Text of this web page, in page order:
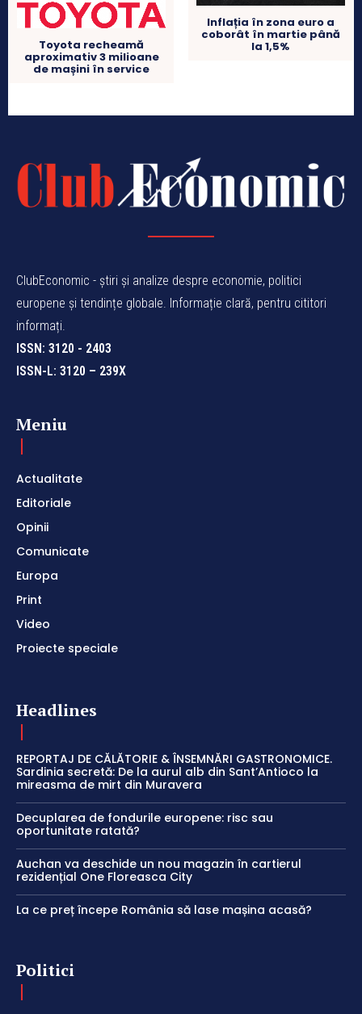
Toyota recheamă
aproximativ 3 milioane
de mașini în service
Inflația în zona euro a
coborât în martie până
la 1,5%
ClubEconomic - știri și analize despre economie, politici
europene și tendințe globale. Informație clară, pentru cititori
informați.
ISSN: 3120 - 2403
ISSN-L: 3120 – 239X
Meniu
Actualitate
Editoriale
Opinii
Comunicate
Europa
Print
Video
Proiecte speciale
Headlines
REPORTAJ DE CĂLĂTORIE & ÎNSEMNĂRI GASTRONOMICE.
Sardinia secretă: De la aurul alb din Sant’Antioco la
mireasma de mirt din Muravera
Decuplarea de fondurile europene: risc sau
oportunitate ratată?
Auchan va deschide un nou magazin în cartierul
rezidențial One Floreasca City
La ce preț începe România să lase mașina acasă?
Politici